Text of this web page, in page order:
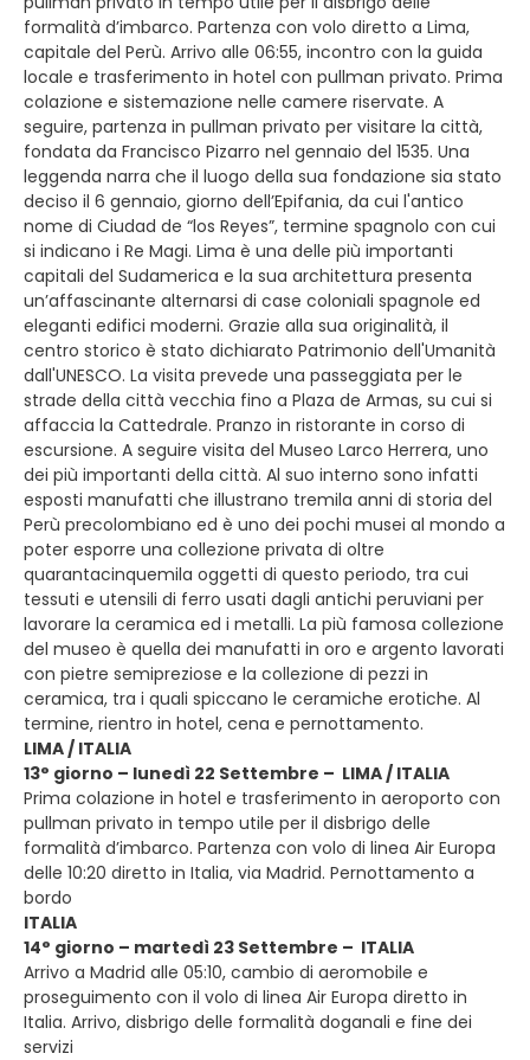
formalità d’imbarco. Partenza con volo diretto a Lima,
capitale del Perù. Arrivo alle 06:55, incontro con la guida
locale e trasferimento in hotel con pullman privato. Prima
colazione e sistemazione nelle camere riservate. A
seguire, partenza in pullman privato per visitare la città,
fondata da Francisco Pizarro nel gennaio del 1535. Una
leggenda narra che il luogo della sua fondazione sia stato
deciso il 6 gennaio, giorno dell’Epifania, da cui l'antico
nome di Ciudad de “los Reyes”, termine spagnolo con cui
si indicano i Re Magi. Lima è una delle più importanti
capitali del Sudamerica e la sua architettura presenta
un’affascinante alternarsi di case coloniali spagnole ed
eleganti edifici moderni. Grazie alla sua originalità, il
centro storico è stato dichiarato Patrimonio dell'Umanità
dall'UNESCO. La visita prevede una passeggiata per le
strade della città vecchia fino a Plaza de Armas, su cui si
affaccia la Cattedrale. Pranzo in ristorante in corso di
escursione. A seguire visita del Museo Larco Herrera, uno
dei più importanti della città. Al suo interno sono infatti
esposti manufatti che illustrano tremila anni di storia del
Perù precolombiano ed è uno dei pochi musei al mondo a
poter esporre una collezione privata di oltre
quarantacinquemila oggetti di questo periodo, tra cui
tessuti e utensili di ferro usati dagli antichi peruviani per
lavorare la ceramica ed i metalli. La più famosa collezione
del museo è quella dei manufatti in oro e argento lavorati
con pietre semipreziose e la collezione di pezzi in
ceramica, tra i quali spiccano le ceramiche erotiche. Al
termine, rientro in hotel, cena e pernottamento.
LIMA / ITALIA
13° giorno – lunedì 22 Settembre – LIMA / ITALIA
Prima colazione in hotel e trasferimento in aeroporto con
pullman privato in tempo utile per il disbrigo delle
formalità d’imbarco. Partenza con volo di linea Air Europa
delle 10:20 diretto in Italia, via Madrid. Pernottamento a
bordo
ITALIA
14° giorno – martedì 23 Settembre – ITALIA
Arrivo a Madrid alle 05:10, cambio di aeromobile e
proseguimento con il volo di linea Air Europa diretto in
Italia. Arrivo, disbrigo delle formalità doganali e fine dei
servizi